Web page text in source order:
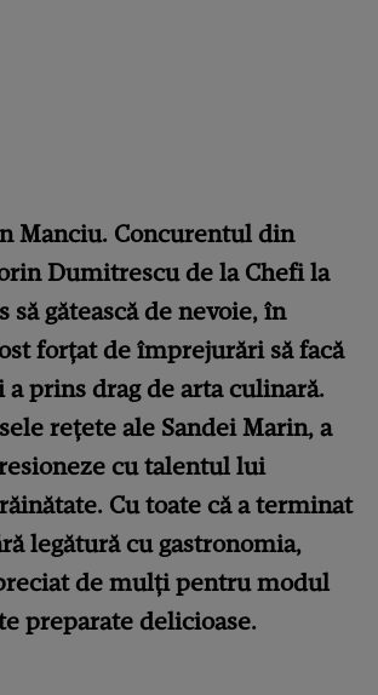
Manciu. Concurentul din
Dumitrescu de la Chefi la
să gătească de nevoie, în
forțat de împrejurări să facă
a prins drag de arta culinară.
rețete ale Sandei Marin, a
cu talentul lui
Cu toate că a terminat
legătură cu gastronomia,
de mulți pentru modul
preparate delicioase.